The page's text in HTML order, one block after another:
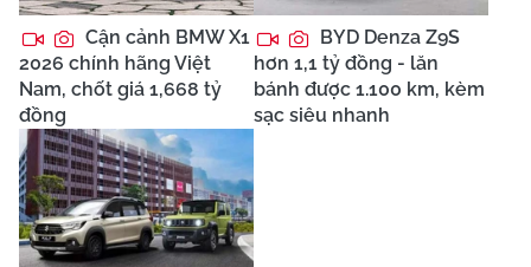
Cận cảnh BMW X1
2026 chính hãng Việt
Nam, chốt giá 1,668 tỷ
đồng
BYD Denza Z9S
hơn 1,1 tỷ đồng - lăn
bánh được 1.100 km, kèm
sạc siêu nhanh